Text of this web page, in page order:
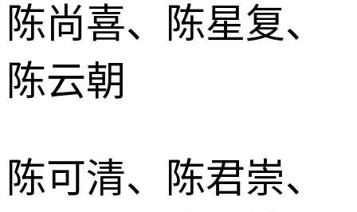
陈尚喜、陈星复、
陈云朝
陈可清、陈君崇、